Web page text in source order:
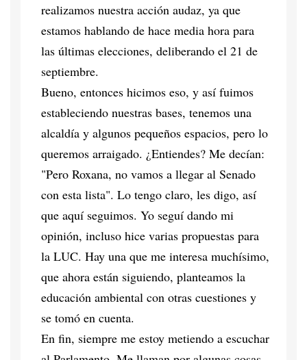
realizamos nuestra acción audaz, ya que
estamos hablando de hace media hora para
las últimas elecciones, deliberando el 21 de
septiembre.
Bueno, entonces hicimos eso, y así fuimos
estableciendo nuestras bases, tenemos una
alcaldía y algunos pequeños espacios, pero lo
queremos arraigado. ¿Entiendes? Me decían:
"Pero Roxana, no vamos a llegar al Senado
con esta lista". Lo tengo claro, les digo, así
que aquí seguimos. Yo seguí dando mi
opinión, incluso hice varias propuestas para
la LUC. Hay una que me interesa muchísimo,
que ahora están siguiendo, planteamos la
educación ambiental con otras cuestiones y
se tomó en cuenta.
En fin, siempre me estoy metiendo a escuchar